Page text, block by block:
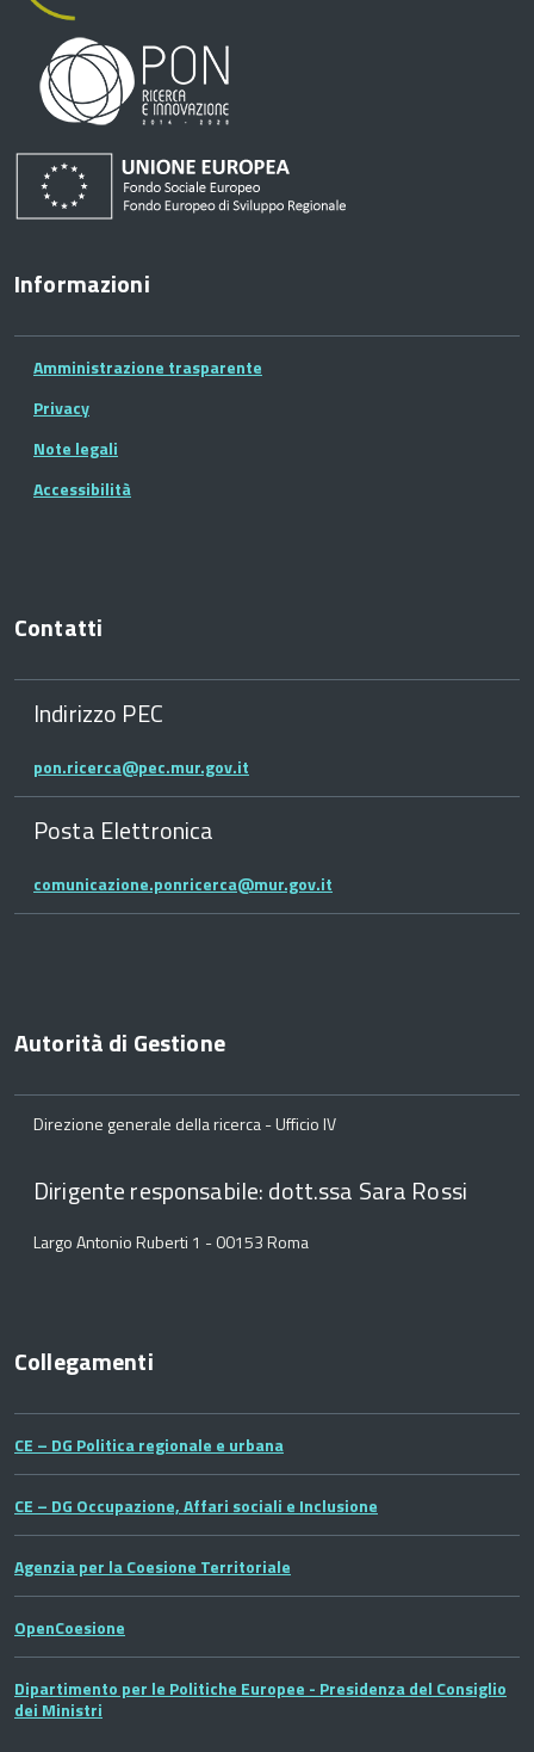
Informazioni
Amministrazione trasparente
Privacy
Note legali
Accessibilità
Contatti
Indirizzo PEC
pon.ricerca@pec.mur.gov.it
Posta Elettronica
comunicazione.ponricerca@mur.gov.it
Autorità di Gestione
Direzione generale della ricerca - Ufficio IV
Dirigente responsabile: dott.ssa Sara Rossi
Largo Antonio Ruberti 1 - 00153 Roma
Collegamenti
CE – DG Politica regionale e urbana
CE – DG Occupazione, Affari sociali e Inclusione
Agenzia per la Coesione Territoriale
OpenCoesione
Dipartimento per le Politiche Europee - Presidenza del Consiglio
dei Ministri